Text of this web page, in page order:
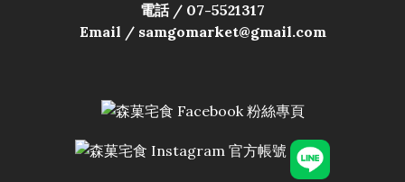
電話 / 07-5521317
Email / samgomarket@gmail.com